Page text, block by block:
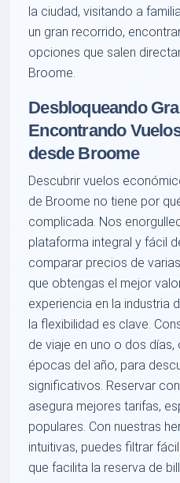
la ciudad, visitando a
un gran recorrido,
opciones que salen
Broome.
Desbloqueando
Encontrando
desde Broome
Descubrir vuelos
de Broome no tiene por
complicada. Nos
plataforma integral y fácil
comparar precios de
que obtengas el mejor
experiencia en la industria
la flexibilidad es clave.
de viaje en uno o dos
épocas del año, para
significativos. Reservar
asegura mejores tarifas,
populares. Con nuestras
intuitivas, puedes filtrar
que facilita la reserva de